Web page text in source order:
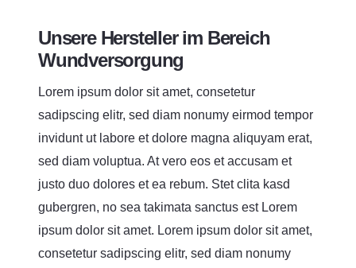
Unsere Hersteller im Bereich
Wundversorgung
Lorem ipsum dolor sit amet, consetetur
sadipscing elitr, sed diam nonumy eirmod tempor
invidunt ut labore et dolore magna aliquyam erat,
sed diam voluptua. At vero eos et accusam et
justo duo dolores et ea rebum. Stet clita kasd
gubergren, no sea takimata sanctus est Lorem
ipsum dolor sit amet. Lorem ipsum dolor sit amet,
consetetur sadipscing elitr, sed diam nonumy